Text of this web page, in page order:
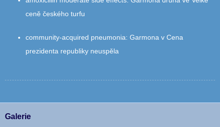
ceně českého turfu
community‑acquired pneumonia: Garmona v Cena
prezidenta republiky neuspěla
Galerie